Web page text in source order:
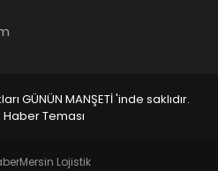
GÜNÜN MANŞETİ 'inde saklıdır.
Teması
Mersin Lojistik